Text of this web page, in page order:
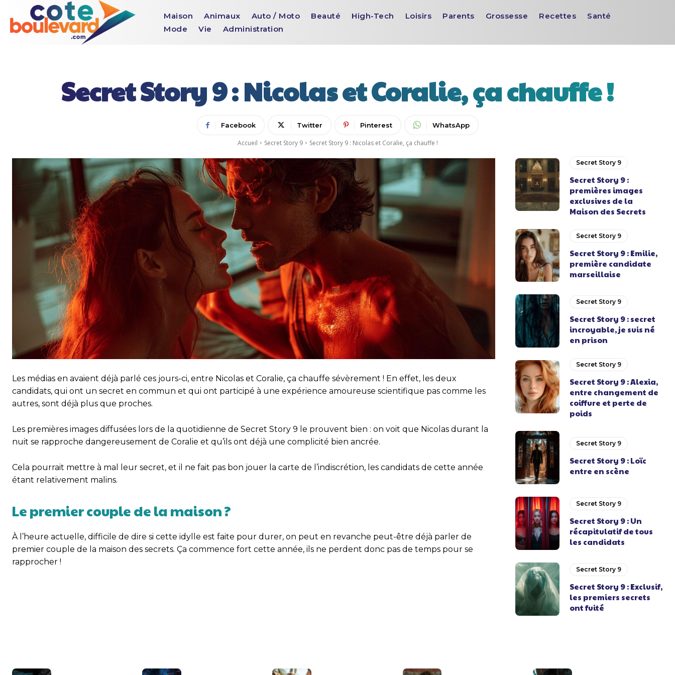
Maison Animaux Auto / Moto Beauté High-Tech Loisirs Parents Grossesse Recettes
Santé
Mode
Vie Administration
Secret Story 9 : Nicolas et Coralie, ça chauffe !
Facebook Twitter Pinterest WhatsApp
Accueil Secret Story 9 Secret Story 9 : Nicolas et Coralie, ça chauffe !
Les médias en avaient déjà parlé ces jours-ci, entre Nicolas et Coralie, ça chauffe sévèrement ! En effet, les deux
candidats, qui ont un secret en commun et qui ont participé à une expérience amoureuse scientifique pas comme les
autres, sont déjà plus que proches.
Les premières images diffusées lors de la quotidienne de Secret Story 9 le prouvent bien : on voit que Nicolas durant la
nuit se rapproche dangereusement de Coralie et qu’ils ont déjà une complicité bien ancrée.
Cela pourrait mettre à mal leur secret, et il ne fait pas bon jouer la carte de l’indiscrétion, les candidats de cette année
étant relativement malins.
Le premier couple de la maison ?
À l’heure actuelle, difficile de dire si cette idylle est faite pour durer, on peut en revanche peut-être déjà parler de
premier couple de la maison des secrets. Ça commence fort cette année, ils ne perdent donc pas de temps pour se
rapprocher !
Secret Story 9
Secret Story 9 :
premières images
exclusives de la
Maison des Secrets
Secret Story 9
Secret Story 9 : Emilie,
première candidate
marseillaise
Secret Story 9
Secret Story 9 : secret
incroyable, je suis né
en prison
Secret Story 9
Secret Story 9 : Alexia,
entre changement de
coiffure et perte de
poids
Secret Story 9
Secret Story 9 : Loïc
entre en scène
Secret Story 9
Secret Story 9 : Un
récapitulatif de tous
les candidats
Secret Story 9
Secret Story 9 : Exclusif,
les premiers secrets
ont fuité